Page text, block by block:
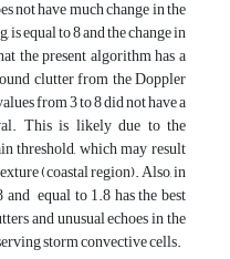
not have much change in the
equal to 8 and the change in
the present algorithm has a
clutter from the Doppler
from 3 to 8 did not have a
This is likely due to the
threshold, which may result
(coastal region). Also, in
equal to 1.8 has the best
and unusual echoes in the
storm convective cells.